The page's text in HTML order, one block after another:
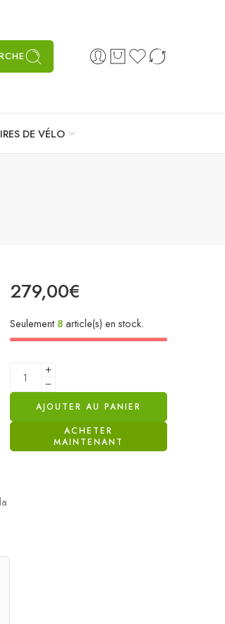
DE VÉLO
279,00€
Seulement 8article(s) en stock.
AJOUTER AU PANIER
ACHETER
MAINTENANT